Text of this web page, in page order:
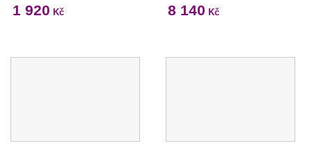
1 920 Kč 8 140 Kč